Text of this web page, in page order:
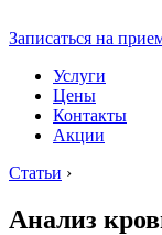
Записаться на
Услуги
Цены
Контакты
Акции
Статьи ›
Анализ